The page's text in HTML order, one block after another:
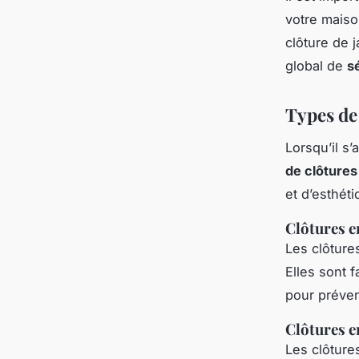
votre
clôture de
global de
Types
Lorsqu’il
de clôtures
et
Clôtures
Les
Elles sont
pour
Clôtures
Les